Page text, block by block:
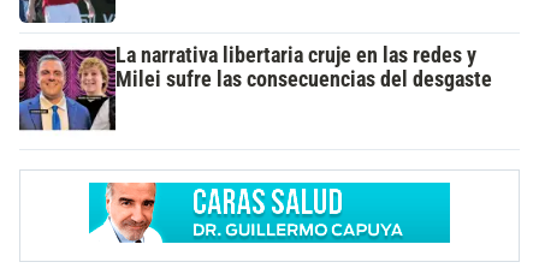
La narrativa libertaria cruje en las redes y
Milei sufre las consecuencias del desgaste